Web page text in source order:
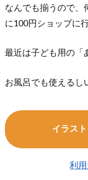
なんでも揃うので、
に100円ショップに
最近は子ども用の「
お風呂でも使えるし
イラス
利